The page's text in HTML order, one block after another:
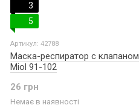
3
5
Артикул: 42788
Маска-респиратор с клапаном
Miol 91-102
26 грн
Немає в наявності